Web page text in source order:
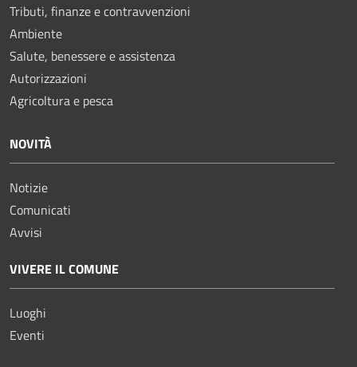
Tributi, finanze e contravvenzioni
Ambiente
Salute, benessere e assistenza
Autorizzazioni
Agricoltura e pesca
NOVITÀ
Notizie
Comunicati
Avvisi
VIVERE IL COMUNE
Luoghi
Eventi